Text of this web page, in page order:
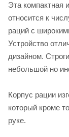
Эта компактная
относится к
раций с
Устройство
дизайном.
небольшой но
Корпус рации
который кроме
руке.